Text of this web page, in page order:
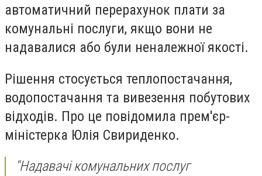
автоматичний перерахунок плати за
комунальні послуги, якщо вони не
надавалися або були неналежної якості.
Рішення стосується теплопостачання,
водопостачання та вивезення побутових
відходів. Про це повідомила прем'єр-
міністерка Юлія Свириденко.
"Надавачі комунальних послуг